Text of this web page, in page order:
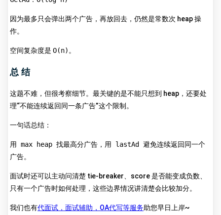
因为最多只会弹出两个广告，再放回去，仍然是常数次 heap 操
作。
空间复杂度是 O(n)。
总结
这题不难，但很考察细节。最关键的是不能只想到 heap，还要处
理“不能连续返回同一条广告”这个限制。
一句话总结：
用 max heap 找最高分广告，用 lastAd 避免连续返回同一个
广告。
面试时还可以主动问清楚 tie-breaker、score 是否能变成负数、
只有一个广告时如何处理，这些边界情况讲清楚会比较加分。
我们也有代面试，面试辅助，OA代写等服务助您早日上岸~